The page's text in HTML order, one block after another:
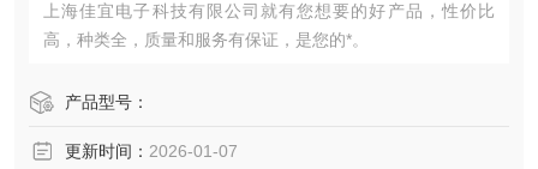
上海佳宜电子科技有限公司就有您想要的好产品，性价比
高，种类全，质量和服务有保证，是您的*。
产品型号：
更新时间： 2026-01-07